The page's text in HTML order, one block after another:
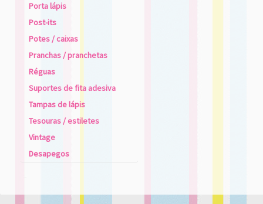
Porta lápis
Post-its
Potes / caixas
Pranchas / pranchetas
Réguas
Suportes de fita adesiva
Tampas de lápis
Tesouras / estiletes
Vintage
Desapegos